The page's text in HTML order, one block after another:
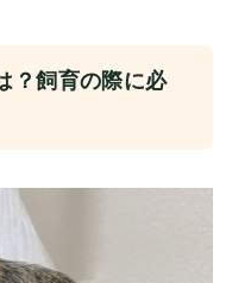
？飼育の際に必